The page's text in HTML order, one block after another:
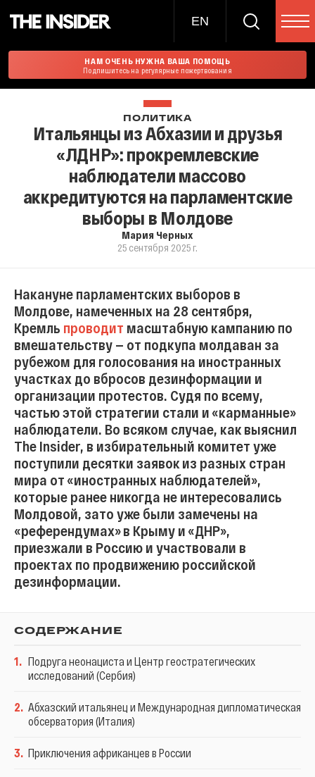
EN
НАМ ОЧЕНЬ НУЖНА ВАША ПОМОЩЬ
Подпишитесь на регулярные пожертвования
ПОЛИТИКА
Итальянцы из Абхазии и друзья
«ЛДНР»: прокремлевские
наблюдатели массово
аккредитуются на парламентские
выборы в Молдове
Мария Черных
25 сентября 2025 г.
Накануне парламентских выборов в
Молдове, намеченных на 28 сентября,
Кремль проводит масштабную кампанию по
вмешательству — от подкупа молдаван за
рубежом для голосования на иностранных
участках до вбросов дезинформации и
организации протестов. Судя по всему,
частью этой стратегии стали и «карманные»
наблюдатели. Во всяком случае, как выяснил
The Insider, в избирательный комитет уже
поступили десятки заявок из разных стран
мира от «иностранных наблюдателей»,
которые ранее никогда не интересовались
Молдовой, зато уже были замечены на
«референдумах» в Крыму и «ДНР»,
приезжали в Россию и участвовали в
проектах по продвижению российской
дезинформации.
СОДЕРЖАНИЕ
1. Подруга неонациста и Центр геостратегических
исследований (Сербия)
2. Абхазский итальянец и Международная дипломатическая
обсерватория (Италия)
3. Приключения африканцев в России